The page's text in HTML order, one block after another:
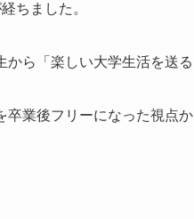
ちました。
から「楽しい大学生活を送
卒業後フリーになった視点